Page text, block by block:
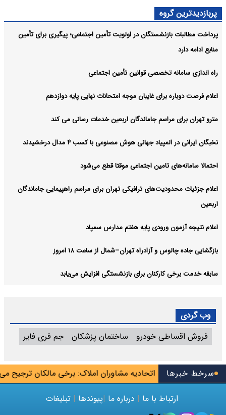
سرخط خبرها اتحادیه مشاوران املاک: برخی مالکان ترجیح
پربازدیدترین گروه
پرداخت مطالبات بازنشستگان در اولویت تأمین اجتماعی؛ پیگیری برای تأمین
منابع ادامه دارد
راه اندازی سامانه تخصصی قوانین تأمین اجتماعی
اعلام فرصت دوباره برای غایبان موجه امتحانات نهایی پایه دوازدهم
مترو تهران برای مراسم جاماندگان اربعین خدمات رسانی می کند
نخبگان ایرانی در المپیاد جهانی هوش مصنوعی با کسب ۴ مدال درخشیدند
احتمالا سامانه‌های تامین اجتماعی موقتا قطع می‌شود
اعلام جزئیات محدودیت‌های ترافیکی تهران برای مراسم راهپیمایی جاماندگان
اربعین
اعلام نتیجه آزمون ورودی پایه هفتم مدارس سمپاد
بازگشایی جاده چالوس و آزادراه تهران–شمال از ساعت ۱۸ امروز
سابقه خدمت برخی کارکنان برای بازنشستگی افزایش می‌یابد
وب گردی
فروش اقساطی خودرو
ساختمان پزشکان جم فری فایر
ارتباط با ما | درباره ما |پیوندها | تبلیغات